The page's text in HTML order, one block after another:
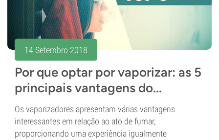
14 Setembro 2018
Por que optar por vaporizar: as 5
principais vantagens do...
Os vaporizadores apresentam várias vantagens
interessantes em relação ao ato de fumar,
proporcionando uma experiência igualmente